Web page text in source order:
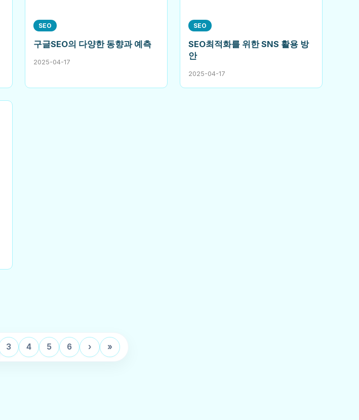
SEO
구글SEO의 다양한 동향과 예측
2025-04-17
SEO
SEO최적화를 위한 SNS 활용 방
안
2025-04-17
3 4 5 6 › »